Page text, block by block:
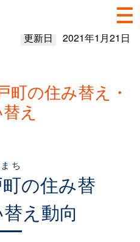
更新日 2021年1月21日
町の住み替え・
え
ち
の住み替
え動向